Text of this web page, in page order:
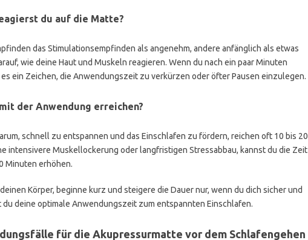
du auf die Matte?
das Stimulationsempfinden als angenehm, andere anfänglich als etwas
wie deine Haut und Muskeln reagieren. Wenn du nach ein paar Minuten
ein Zeichen, die Anwendungszeit zu verkürzen oder öfter Pausen einzulegen.
der Anwendung erreichen?
schnell zu entspannen und das Einschlafen zu fördern, reichen oft 10 bis 20
intensivere Muskellockerung oder langfristigen Stressabbau, kannst du die Zeit
Minuten erhöhen.
Körper, beginne kurz und steigere die Dauer nur, wenn du dich sicher und
deine optimale Anwendungszeit zum entspannten Einschlafen.
für die Akupressurmatte vor dem Schlafengehen